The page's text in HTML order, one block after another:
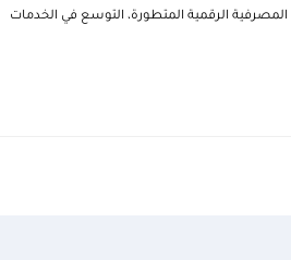
المصرفية الرقمية المتطورة، التوسع في الخدمات